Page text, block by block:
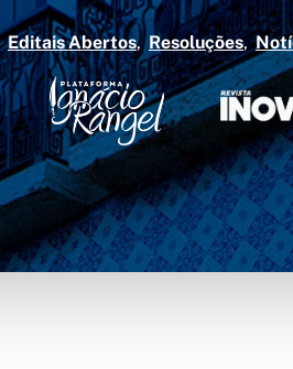
Editais Abertos Resoluções